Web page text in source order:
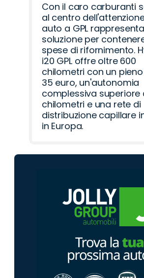
Con il caro carburanti
al centro
auto a GPL
soluzione per
spese di rifornimento.
i20 GPL offre oltre 600
chilometri con un
35 euro, un'autonomia
complessiva superiore
chilometri e una rete di
distribuzione capillare
in Europa.